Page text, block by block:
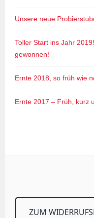
Unsere neue
Toller Start ins Jahr
gewonnen!
Ernte 2018, so früh wie
Ernte 2017 – Früh, kurz
ZUM